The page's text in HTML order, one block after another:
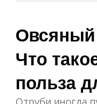
Овсяный
Что
польза